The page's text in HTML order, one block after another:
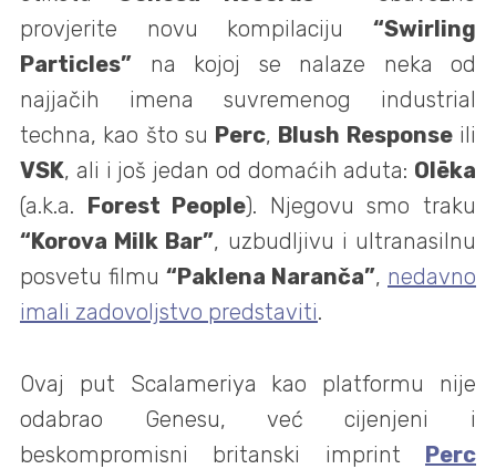
provjerite novu kompilaciju “Swirling
Particles” na kojoj se nalaze neka od
najjačih imena suvremenog industrial
techna, kao što su Perc, Blush Responseili
VSK, ali i još jedan od domaćih aduta: Olēka
(a.k.a. Forest People). Njegovu smo traku
“Korova Milk Bar”, uzbudljivu i ultranasilnu
posvetu filmu “Paklena Naranča”, nedavno
imali zadovoljstvo predstaviti.
Ovaj put Scalameriya kao platformu nije
odabrao Genesu, već cijenjeni i
beskompromisni britanski imprint Perc